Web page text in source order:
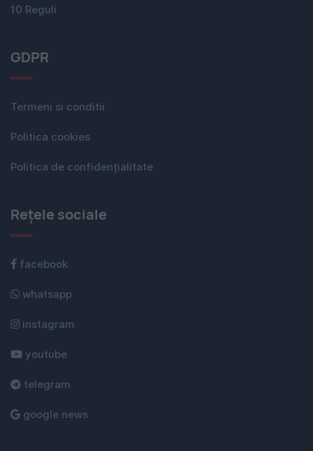
10 Reguli
GDPR
Termeni si conditii
Politica cookies
Politica de confidențialitate
Rețele sociale
facebook
whatsapp
instagram
youtube
telegram
google news